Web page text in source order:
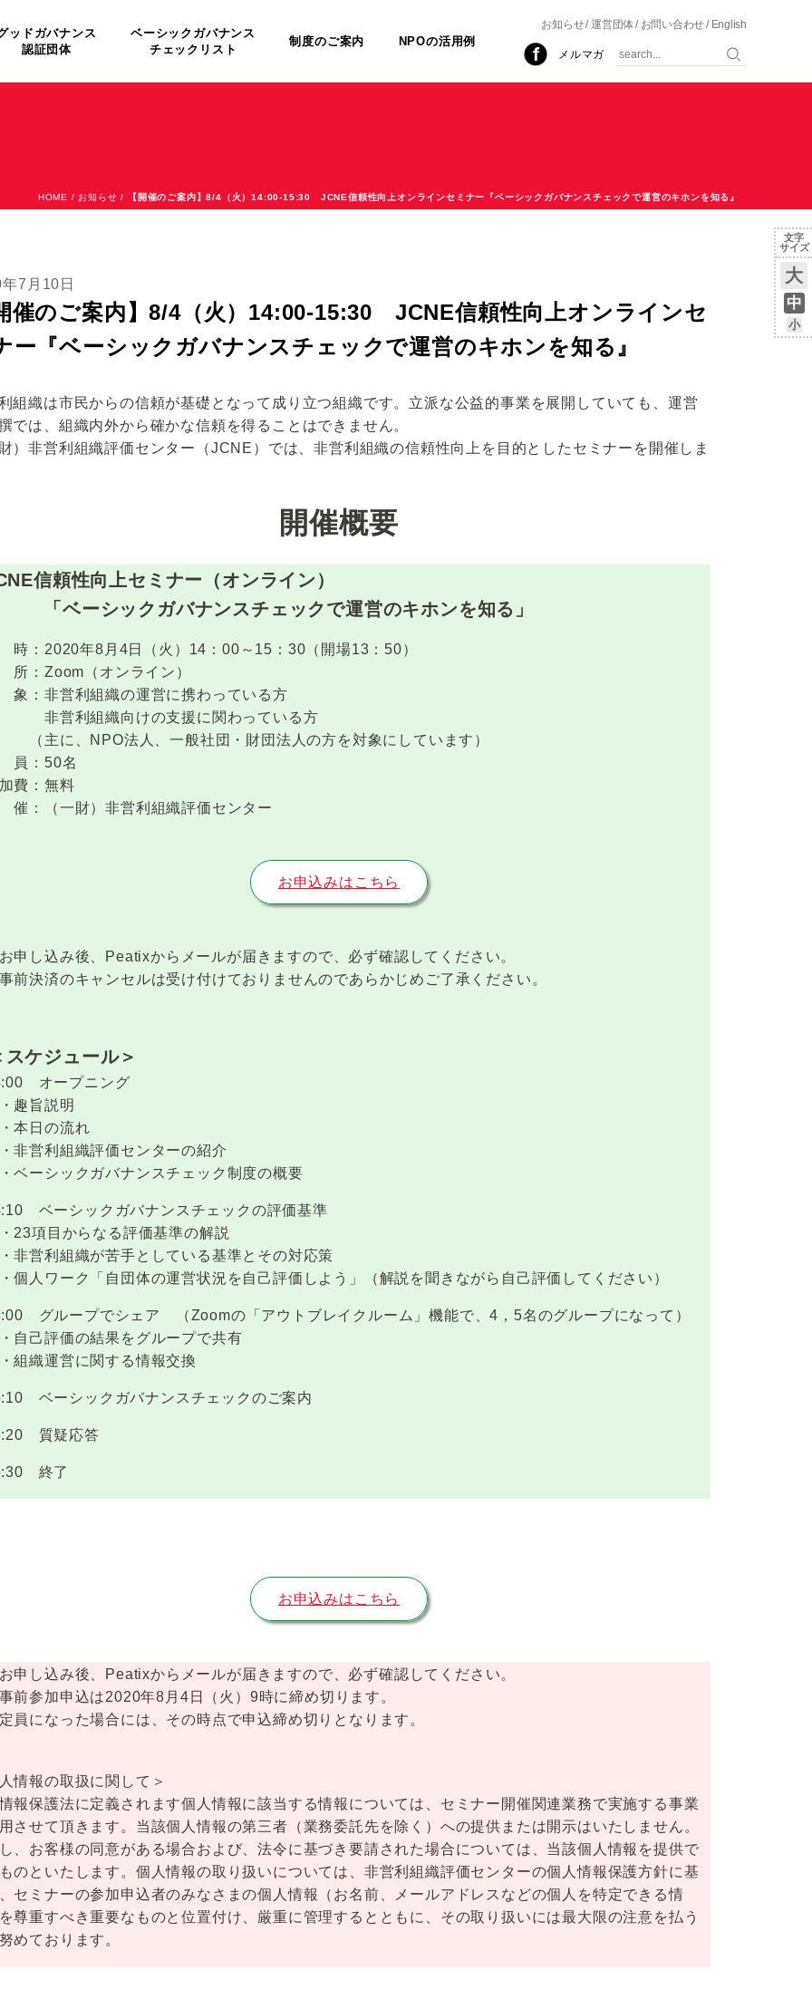
ッドガバナンス
認証団体
ベーシックガバナンス
チェックリスト
制度のご案内 NPOの活用例
お知らせ 運営団体 お問い合わせ English
メルマガ
文字
サイズ
大
中
小
HOME / お知らせ / 【開催のご案内】8/4（火）14:00-15:30 JCNE信頼性向上オンラインセミナー『ベーシックガバナンスチェックで運営のキホンを知る』
7月10日
催のご案内】8/4（火）14:00-15:30 JCNE信頼性向上オンラインセ
ー『ベーシックガバナンスチェックで運営のキホンを知る』
組織は市民からの信頼が基礎となって成り立つ組織です。立派な公益的事業を展開していても、運営
では、組織内外から確かな信頼を得ることはできません。
財）非営利組織評価センター（JCNE）では、非営利組織の信頼性向上を目的としたセミナーを開催しま
開催概要
信頼性向上セミナー（オンライン）
ーシックガバナンスチェックで運営のキホンを知る」
：2020年8月4日（火）14：00～15：30（開場13：50）
：Zoom（オンライン）
：非営利組織の運営に携わっている方
利組織向けの支援に関わっている方
に、NPO法人、一般社団・財団法人の方を対象にしています）
：50名
費：無料
：（一財）非営利組織評価センター
お申込みはこちら
し込み後、Peatixからメールが届きますので、必ず確認してください。
決済のキャンセルは受け付けておりませんのであらかじめご了承ください。
ケジュール＞
オープニング
旨説明
日の流れ
営利組織評価センターの紹介
ーシックガバナンスチェック制度の概要
ベーシックガバナンスチェックの評価基準
項目からなる評価基準の解説
営利組織が苦手としている基準とその対応策
人ワーク「自団体の運営状況を自己評価しよう」
（解説を聞きながら自己評価してください）
グループでシェア
（Zoomの「アウトブレイクルーム」機能で、4，5名のグループになって）
己評価の結果をグループで共有
織運営に関する情報交換
ベーシックガバナンスチェックのご案内
質疑応答
終了
お申込みはこちら
申し込み後、Peatixからメールが届きますので、必ず確認してください。
前参加申込は2020年8月4日（火）9時に締め切ります。
員になった場合には、その時点で申込締め切りとなります。
情報の取扱に関して＞
報保護法に定義されます個人情報に該当する情報については、セミナー開催関連業務で実施する事業
させて頂きます。当該個人情報の第三者（業務委託先を除く）への提供または開示はいたしません。
、お客様の同意がある場合および、法令に基づき要請された場合については、当該個人情報を提供で
のといたします。 個人情報の取り扱いについては、非営利組織評価センターの個人情報保護方針に基
セミナーの参加申込者のみなさまの個人情報（お名前、メールアドレスなどの個人を特定できる情
尊重すべき重要なものと位置付け、厳重に管理するとともに、その取り扱いには最大限の注意を払う
めております。